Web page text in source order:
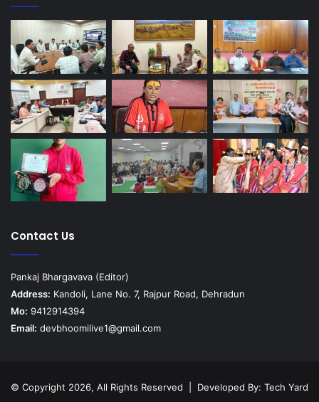
Contact Us
Pankaj Bhargavava (Editor)
Address: Kandoli, Lane No. 7, Rajpur Road, Dehradun
Mo: 9412914394
Email: devbhoomilive1@gmail.com
© Copyright 2026, All Rights Reserved | Developed By: Tech Yard